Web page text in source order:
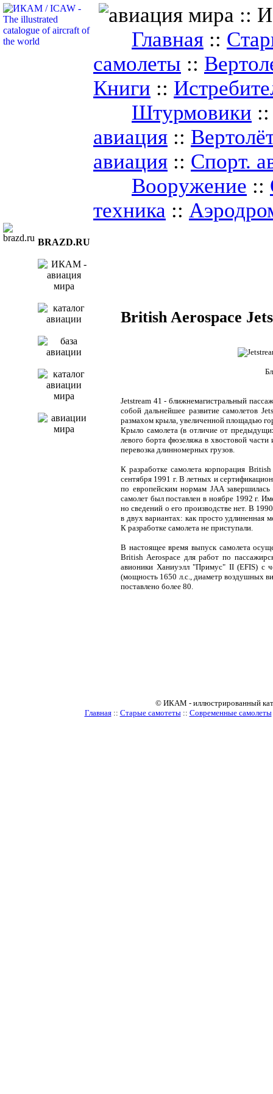
Главная ::
самолеты ::
Книги ::
Штурмовики
авиация ::
авиация :: Спорт.
Вооружение ::
техника ::
BRAZD.RU
British Aerospace
Jetstream 41 - ближнемагистральный
собой дальнейшее развитие самолетов
размахом крыла, увеличенной площадью
Крыло самолета (в отличие от
левого борта фюзеляжа в хвостовой
перевозка длинномерных грузов.
К разработке самолета корпорация
сентября 1991 г. В летных и
по европейским нормам JAA
самолет был поставлен в ноябре 1992 г.
но сведений о его производстве нет. В
в двух вариантах: как просто удлиненная
К разработке самолета не приступали.
В настоящее время выпуск самолета
British Aerospace для работ по
авионики Ханиуэлл "Примус" II (EFIS) с
(мощность 1650 л.с., диаметр воздушных
поставлено более 80.
© ИКАМ - иллюстрированный
Главная:: Старые самотеты:: Современные самолеты